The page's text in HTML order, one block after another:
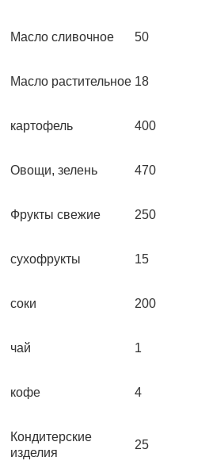
Масло сливочное 50
Масло растительное 18
картофель 400
Овощи, зелень 470
Фрукты свежие 250
сухофрукты 15
соки 200
чай 1
кофе 4
Кондитерские
изделия
25